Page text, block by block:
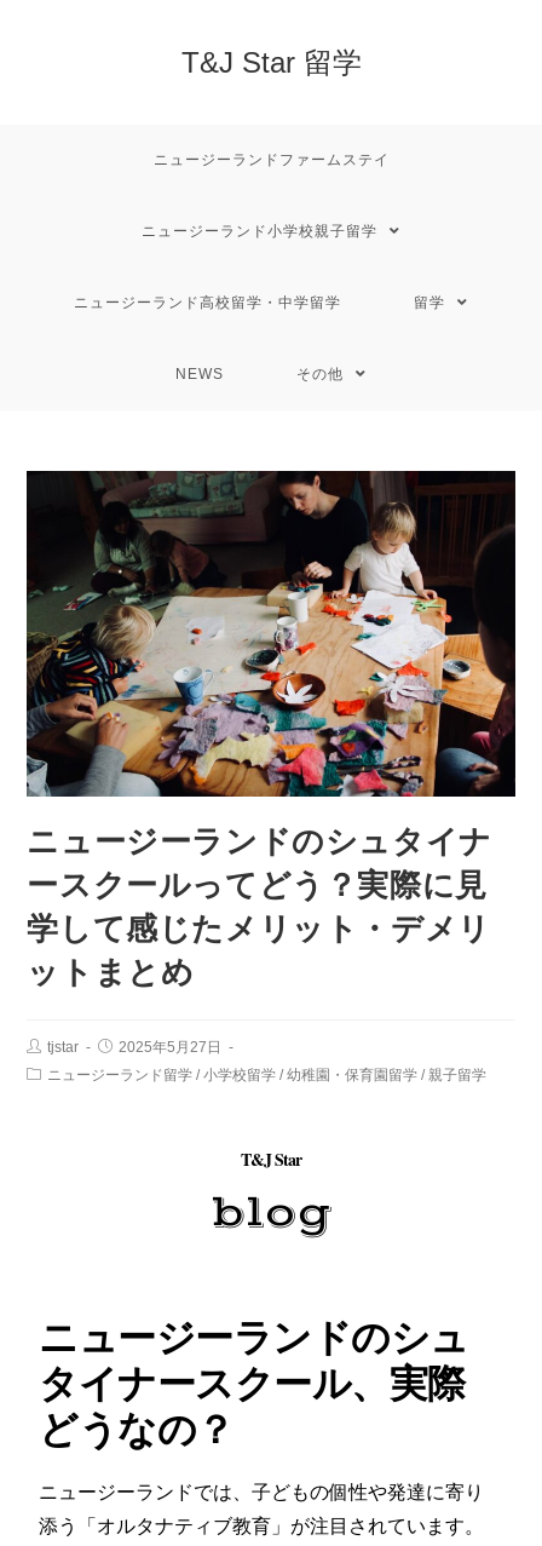
T&J Star 留学
ニュージーランドファームステイ
ニュージーランド小学校親子留学
ニュージーランド高校留学・中学留学 留学
NEWS その他
ニュージーランドのシュタイナ
ースクールってどう？実際に見
学して感じたメリット・デメリ
ットまとめ
tjstar
2025年5月27日
ニュージーランド留学 / 小学校留学 / 幼稚園・保育園留学 / 親子留学
T&J Star
blog
ニュージーランドのシュ
タイナースクール、実際
どうなの？
ニュージーランドでは、子どもの個性や発達に寄り
添う「オルタナティブ教育」が注目されています。